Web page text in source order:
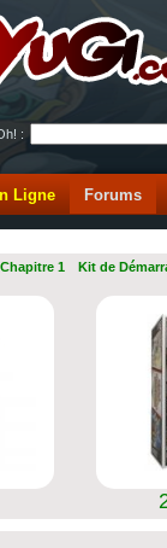
:
Ligne Forums
1
Kit de